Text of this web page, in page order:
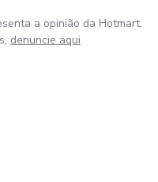
a opinião da Hotmart.
denuncie aqui